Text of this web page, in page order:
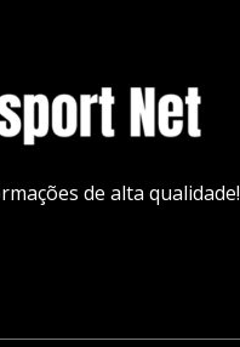
de alta qualidade!